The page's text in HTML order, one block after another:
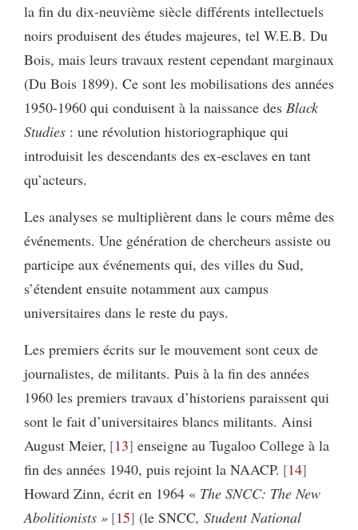
la fin du dix-neuvième siècle différents intellectuels
noirs produisent des études majeures, tel W.E.B. Du
Bois, mais leurs travaux restent cependant marginaux
(Du Bois 1899). Ce sont les mobilisations des années
1950-1960 qui conduisent à la naissance des Black
Studies : une révolution historiographique qui
introduisit les descendants des ex-esclaves en tant
qu’acteurs.
Les analyses se multiplièrent dans le cours même des
événements. Une génération de chercheurs assiste ou
participe aux événements qui, des villes du Sud,
s’étendent ensuite notamment aux campus
universitaires dans le reste du pays.
Les premiers écrits sur le mouvement sont ceux de
journalistes, de militants. Puis à la fin des années
1960 les premiers travaux d’historiens paraissent qui
sont le fait d’universitaires blancs militants. Ainsi
August Meier, 13 enseigne au Tugaloo College à la
fin des années 1940, puis rejoint la NAACP. 14
Howard Zinn, écrit en 1964 « The SNCC: The New
Abolitionists » 15 (le SNCC, Student National